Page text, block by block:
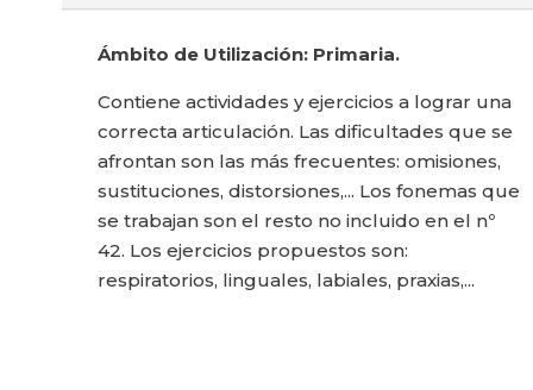
Ámbito de Utilización: Primaria.
Contiene actividades y ejercicios a lograr una
correcta articulación. Las dificultades que se
afrontan son las más frecuentes: omisiones,
sustituciones, distorsiones,... Los fonemas que
se trabajan son el resto no incluido en el nº
42. Los ejercicios propuestos son:
respiratorios, linguales, labiales, praxias,...